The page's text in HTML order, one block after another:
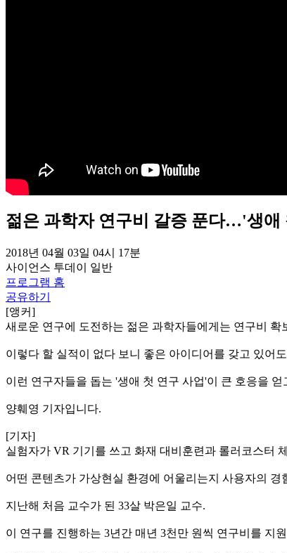
젊은 과학자 연구비 갈증 푼다…'생애
2018년 04월 03일 04시 17분
사이언스 투데이
일반
프로그램 홈
공유하기
[앵커]
새로운 연구에 도전하는 젊은 과학자들에게는 연구비 확
이렇다 할 실적이 없다 보니 좋은 아이디어를 갖고 있어
이런 연구자들을 돕는 '생애 첫 연구 사업'이 큰 호응을 얻
양훼영 기자입니다.
[기자]
실험자가 VR 기기를 쓰고 화재 대비훈련과 롤러코스터
어떤 콘텐츠가 가상현실 환경에 어울리는지 사용자의
지난해 처음 교수가 된 33살 박은일 교수.
이 연구를 진행하는 3년간 매년 3천만 원씩 연구비를 지